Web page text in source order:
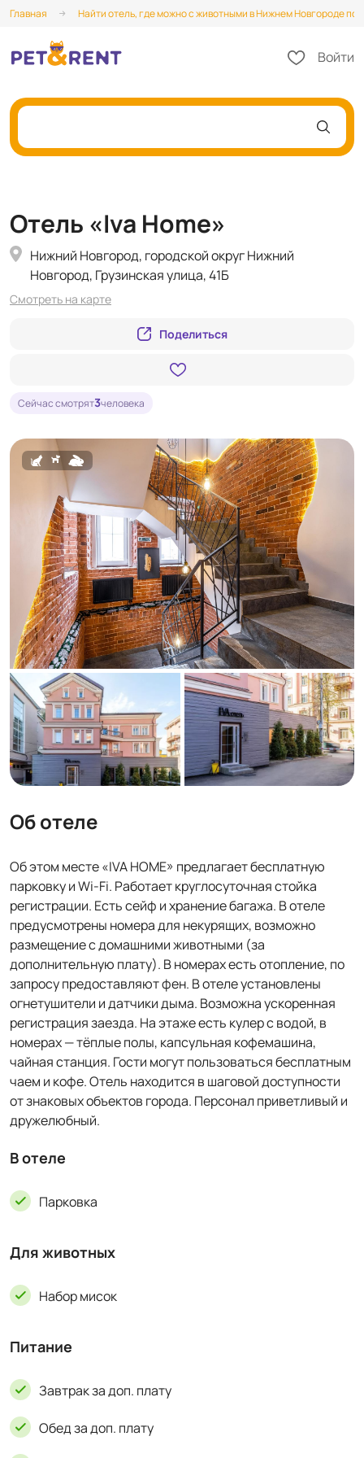
Главная Найти отель, где можно с животными в Нижнем Новгороде по
Войти
Отель «Iva Home»
Нижний Новгород, городской округ Нижний
Новгород, Грузинская улица, 41Б
Смотреть на карте
Поделиться
Сейчас смотрят3человека
Об отеле
Об этом месте «IVA HOME» предлагает бесплатную
парковку и Wi-Fi. Работает круглосуточная стойка
регистрации. Есть сейф и хранение багажа. В отеле
предусмотрены номера для некурящих, возможно
размещение с домашними животными (за
дополнительную плату). В номерах есть отопление, по
запросу предоставляют фен. В отеле установлены
огнетушители и датчики дыма. Возможна ускоренная
регистрация заезда. На этаже есть кулер с водой, в
номерах — тёплые полы, капсульная кофемашина,
чайная станция. Гости могут пользоваться бесплатным
чаем и кофе. Отель находится в шаговой доступности
от знаковых объектов города. Персонал приветливый и
дружелюбный.
В отеле
Парковка
Для животных
Набор мисок
Питание
Завтрак за доп. плату
Обед за доп. плату